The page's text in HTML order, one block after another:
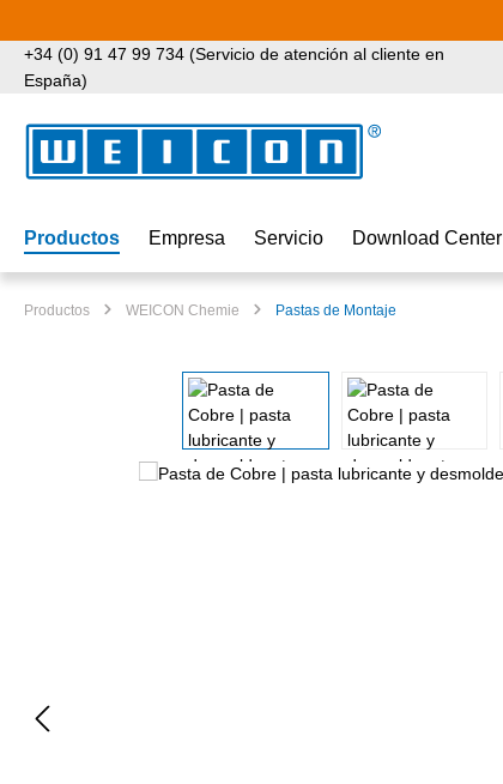
+34 (0) 91 47 99 734 (Servicio de atención al cliente en
España)
Productos Empresa Servicio Download Center
Productos WEICON Chemie Pastas de Montaje
Omitir galería de imágenes